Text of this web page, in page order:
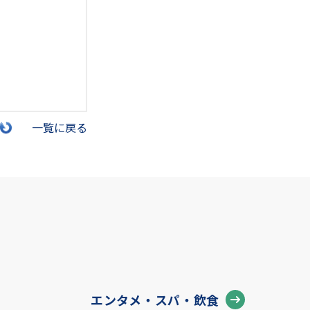
一覧に戻る
エンタメ・スパ・飲食